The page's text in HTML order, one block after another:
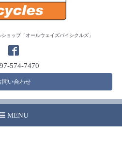
ョップ「オールウェイズバイシクルズ」
574-7470
問い合わせ
MENU